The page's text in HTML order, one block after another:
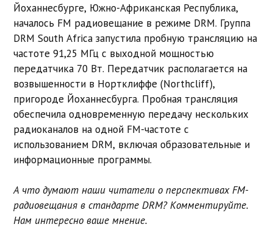
Йоханнесбурге, Южно-Африканская Республика,
началось FM радиовещание в режиме DRM. Группа
DRM South Africa запустила пробную трансляцию на
частоте 91,25 МГц с выходной мощностью
передатчика 70 Вт. Передатчик располагается на
возвышенности в Нортклиффе (Northcliff),
пригороде Йоханнесбурга. Пробная трансляция
обеспечила одновременную передачу нескольких
радиоканалов на одной FM-частоте с
использованием DRM, включая образовательные и
информационные программы.
А что думают наши читатели о перспективах FM-
радиовещания в стандарте DRM? Комментируйте.
Нам интересно ваше мнение.